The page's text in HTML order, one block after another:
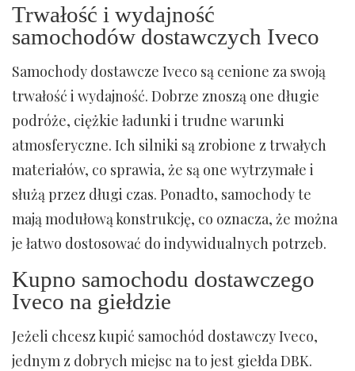
Trwałość i wydajność
samochodów dostawczych Iveco
Samochody dostawcze Iveco są cenione za swoją
trwałość i wydajność. Dobrze znoszą one długie
podróże, ciężkie ładunki i trudne warunki
atmosferyczne. Ich silniki są zrobione z trwałych
materiałów, co sprawia, że są one wytrzymałe i
służą przez długi czas. Ponadto, samochody te
mają modułową konstrukcję, co oznacza, że można
je łatwo dostosować do indywidualnych potrzeb.
Kupno samochodu dostawczego
Iveco na giełdzie
Jeżeli chcesz kupić samochód dostawczy Iveco,
jednym z dobrych miejsc na to jest giełda DBK.